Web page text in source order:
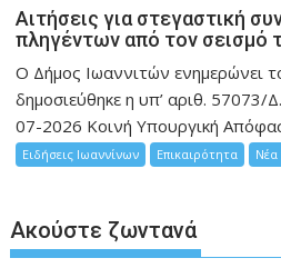
Αιτήσεις για στεγαστική
πληγέντων από τον σεισμό
Ο Δήμος Ιωαννιτών ενημερώνει
δημοσιεύθηκε η υπ’ αριθ.
07-2026 Κοινή Υπουργική
Ειδήσεις Ιωαννίνων Επικαιρότητα
Ακούστε ζωντανά